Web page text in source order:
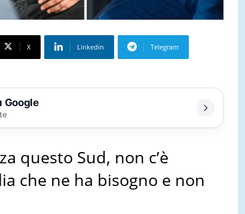
X Linkedin Telegram
Google
questo Sud, non c’è
che ne ha bisogno e non